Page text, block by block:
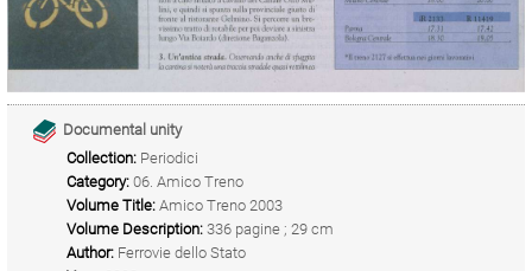
Documental unity
Collection: Periodici
Category: 06. Amico Treno
Volume Title: Amico Treno 2003
Volume Description: 336 pagine ; 29 cm
Author: Ferrovie dello Stato